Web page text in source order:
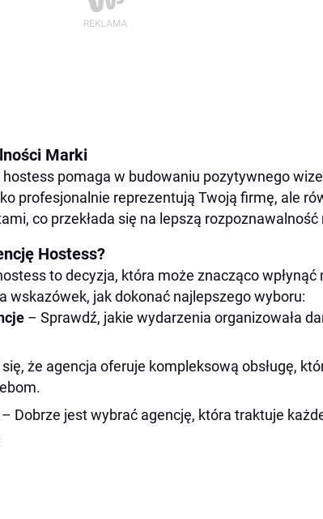
Marki
pomaga w budowaniu pozytywnego
profesjonalnie reprezentują Twoją firmę, ale
co przekłada się na lepszą rozpoznawalność
Hostess?
to decyzja, która może znacząco wpłynąć
wskazówek, jak dokonać najlepszego wyboru:
– Sprawdź, jakie wydarzenia organizowała
że agencja oferuje kompleksową obsługę,
– Dobrze jest wybrać agencję, która traktuje